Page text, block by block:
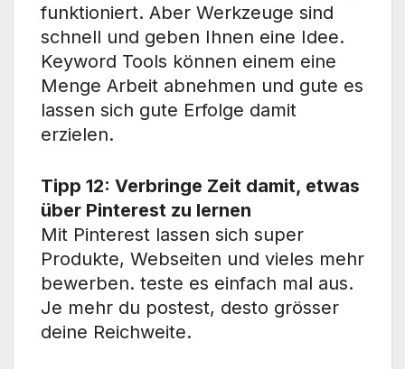
funktioniert. Aber Werkzeuge sind
schnell und geben Ihnen eine Idee.
Keyword Tools können einem eine
Menge Arbeit abnehmen und gute es
lassen sich gute Erfolge damit
erzielen.
Tipp 12: Verbringe Zeit damit, etwas
über Pinterest zu lernen
Mit Pinterest lassen sich super
Produkte, Webseiten und vieles mehr
bewerben. teste es einfach mal aus.
Je mehr du postest, desto grösser
deine Reichweite.